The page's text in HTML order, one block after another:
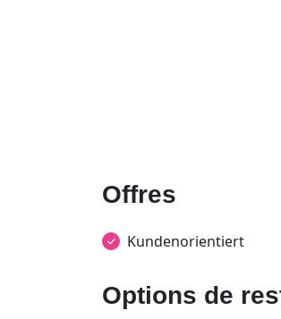
Offres
Kundenorientiert
Options de